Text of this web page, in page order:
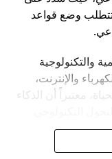
تتطلب وضع قواعد
والتكنولوجية
والإنترنت،
معتبراً أن الذكاء
تحديات مرتبطة